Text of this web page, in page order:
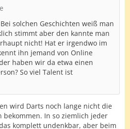
solchen Geschichten weiß man
stimmt aber den kannte man
nicht! Hat er irgendwo im
ihn jemand von Online
haben wir da etwa einen
So viel Talent ist
wird Darts noch lange nicht die
bekommen. In so ziemlich jeder
komplett undenkbar, aber beim